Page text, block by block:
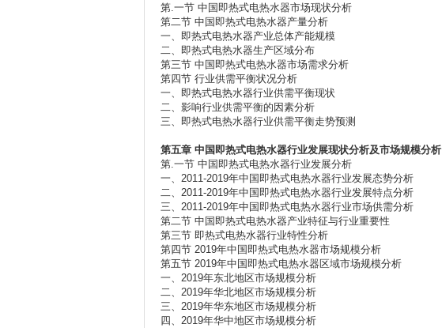
第.一节 中国即热式电热水器市场现状分析
第二节 中国即热式电热水器产量分析
一、即热式电热水器产业总体产能规模
二、即热式电热水器生产区域分布
第三节 中国即热式电热水器市场需求分析
第四节 行业供需平衡状况分析
一、即热式电热水器行业供需平衡现状
二、影响行业供需平衡的因素分析
三、即热式电热水器行业供需平衡走势预测
第五章 中国即热式电热水器行业发展现状分析及市场规模分析
第.一节 中国即热式电热水器行业发展分析
一、2011-2019年中国即热式电热水器行业发展态势分析
二、2011-2019年中国即热式电热水器行业发展特点分析
三、2011-2019年中国即热式电热水器行业市场供需分析
第二节 中国即热式电热水器产业特征与行业重要性
第三节 即热式电热水器行业特性分析
第四节 2019年中国即热式电热水器市场规模分析
第五节 2019年中国即热式电热水器区域市场规模分析
一、2019年东北地区市场规模分析
二、2019年华北地区市场规模分析
三、2019年华东地区市场规模分析
四、2019年华中地区市场规模分析